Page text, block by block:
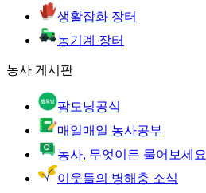
생활잡화 장터
농기계 장터
농사 게시판
팜모닝공식
매일매일 농사공부
농사, 무엇이든 물어보세요
이웃들의 병해충 소식